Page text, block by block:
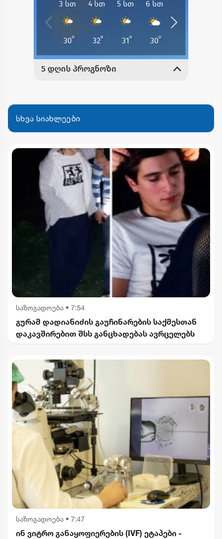
სხვა სიახლეები
საზოგადოება • 7:54
გურამ დადიანიძის გაუჩინარების საქმესთან
დაკავშირებით შსს განცხადებას ავრცელებს
საზოგადოება • 7:47
ინ ვიტრო განაყოფიერების (IVF) ეტაპები -